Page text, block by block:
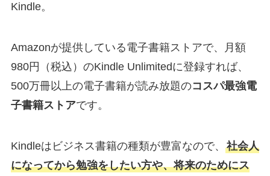
Kindle。
Amazonが提供している電子書籍ストアで、月額
980円（税込）のKindle Unlimitedに登録すれば、
500万冊以上の電子書籍が読み放題のコスパ最強電
子書籍ストアです。
Kindleはビジネス書籍の種類が豊富なので、 社会人
になってから勉強をしたい方や、将来のためにス